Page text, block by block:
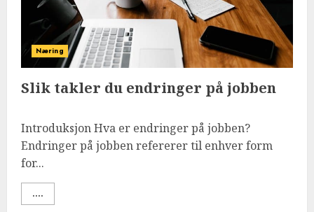
Næring
Slik takler du endringer på jobben
Introduksjon Hva er endringer på jobben?
Endringer på jobben refererer til enhver form
for...
....